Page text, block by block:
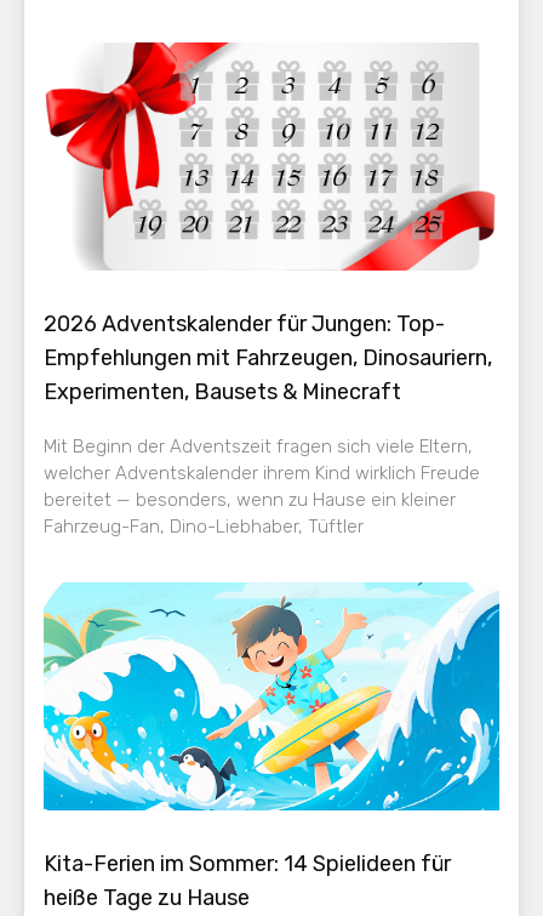
2026 Adventskalender für Jungen: Top-
Empfehlungen mit Fahrzeugen, Dinosauriern,
Experimenten, Bausets & Minecraft
Mit Beginn der Adventszeit fragen sich viele Eltern,
welcher Adventskalender ihrem Kind wirklich Freude
bereitet — besonders, wenn zu Hause ein kleiner
Fahrzeug-Fan, Dino-Liebhaber, Tüftler
Kita-Ferien im Sommer: 14 Spielideen für
heiße Tage zu Hause